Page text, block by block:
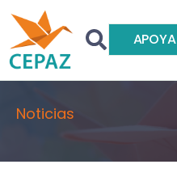
APOYA
Noticias